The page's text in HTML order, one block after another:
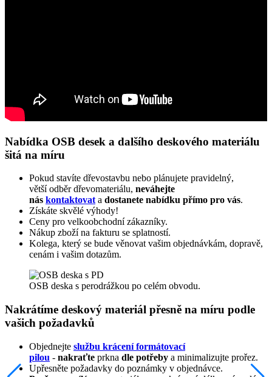
Nabídka OSB desek a dalšího deskového materiálu
šitá na míru
Pokud stavíte dřevostavbu nebo plánujete pravidelný,
větší odběr dřevomateriálu, neváhejte
nás kontaktovat a dostanete nabídku přímo pro vás.
Získáte skvělé výhody!
Ceny pro velkoobchodní zákazníky.
Nákup zboží na fakturu se splatností.
Kolega, který se bude věnovat vašim objednávkám, dopravě,
cenám i vašim dotazům.
OSB deska s perodrážkou po celém obvodu.
Nakrátíme deskový materiál přesně na míru podle
vašich požadavků
Objednejte službu krácení formátovací
pilou - nakraťte prkna dle potřeby a minimalizujte prořez.
Upřesněte požadavky do poznámky v objednávce.